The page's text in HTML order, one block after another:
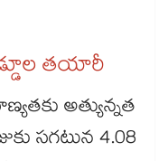
తయారీ
అత్యున్నత
సగటున 4.08